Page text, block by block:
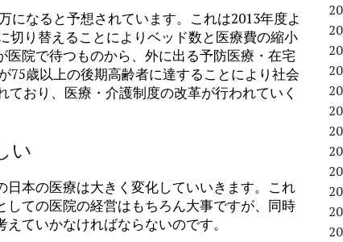
になると予想されています。これは2013年度よ
切り替えることによりベッド数と医療費の縮小
院で待つものから、外に出る予防医療・在宅
75歳以上の後期高齢者に達することにより社会
おり、医療・介護制度の改革が行われていく
い
本の医療は大きく変化していいきます。これ
ての医院の経営はもちろん大事ですが、同時
ていかなければならないのです。